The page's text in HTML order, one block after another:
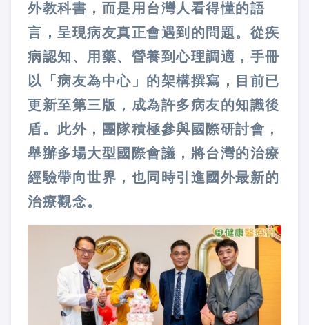
外教科書，而是用台灣人看得懂的語
言，呈現病友真正會遇到的問題。從疾
病認知、用藥、營養到心理調適，手冊
以「病友為中心」的架構撰寫，目前已
更新至第三版，成為許多病友的知識後
盾。此外，團隊積極參與國際研討會，
舉辦多場大型國際會議，將台灣的治療
經驗帶向世界，也同時引進國外最新的
治療觀念。